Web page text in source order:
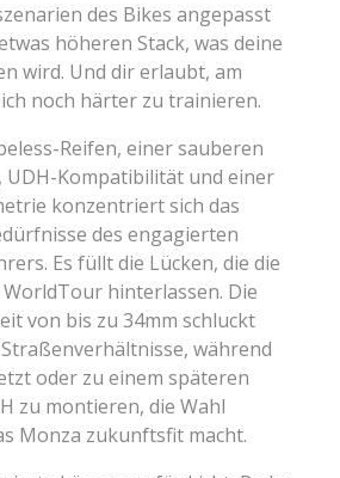
des Bikes angepasst
höheren Stack, was deine
wird. Und dir erlaubt, am
noch härter zu trainieren.
Reifen, einer sauberen
Kompatibilität und einer
konzentriert sich das
des engagierten
Es füllt die Lücken, die die
hinterlassen. Die
von bis zu 34mm schluckt
während
oder zu einem späteren
zu montieren, die Wahl
Monza zukunftsfit macht.